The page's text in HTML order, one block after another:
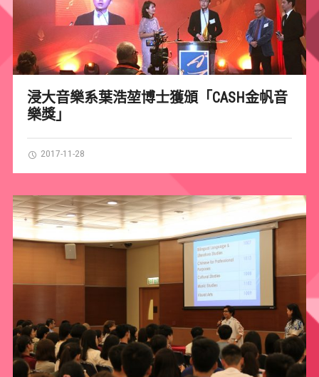
浸大音樂系葉浩堃博士獲頒「CASH金帆音
樂獎」
2017-11-28